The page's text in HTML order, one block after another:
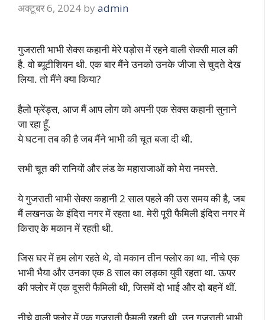
अक्टूबर 6, 2024 by admin
गुजराती भाभी सेक्स कहानी मेरे पड़ोस में रहने वाली सेक्सी माल की
है. वो ब्यूटीशियन थी. एक बार मैंने उनको उनके जीजा से चुदते देख
लिया. तो मैंने क्या किया?
हैलो फ्रेंड्स, आज मैं आप लोग को अपनी एक सेक्स कहानी सुनाने
जा रहा हूँ.
ये घटना तब की है जब मैंने भाभी की चूत बजा दी थी.
सभी चूत की रानियों और लंड के महाराजाओं को मेरा नमस्ते.
ये गुजराती भाभी सेक्स कहानी 2 साल पहले की उस समय की है, जब
मैं लखनऊ के इंदिरा नगर में रहता था. मेरी पूरी फैमिली इंदिरा नगर में
किराए के मकान में रहती थी.
जिस घर में हम लोग रहते थे, वो मकान तीन फ्लोर का था. नीचे एक
भाभी भैया और उनका एक 8 साल का लड़का युवी रहता था. ऊपर
की फ्लोर में एक दूसरी फैमिली थी, जिसमें दो भाई और दो बहनें थीं.
नीचे वाली फ्लोर में एक गुजराती फैमली रहती थी. उन गुजराती भाभी